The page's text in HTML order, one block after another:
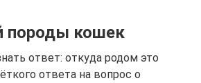
породы кошек
ответ: откуда родом это
ответа на вопрос о